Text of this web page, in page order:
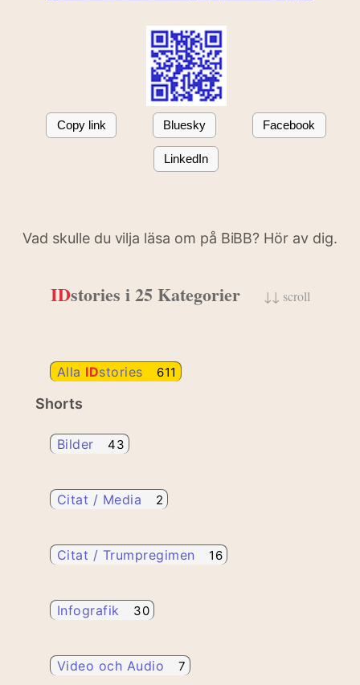
Copy link Bluesky Facebook
LinkedIn
Vad skulle du vilja läsa om på BiBB? Hör av dig.
IDstories i 25 Kategorier ↓↓ scroll
Alla IDstories 611
Shorts
Bilder 43
Citat / Media 2
Citat / Trumpregimen 16
Infografik 30
Video och Audio 7